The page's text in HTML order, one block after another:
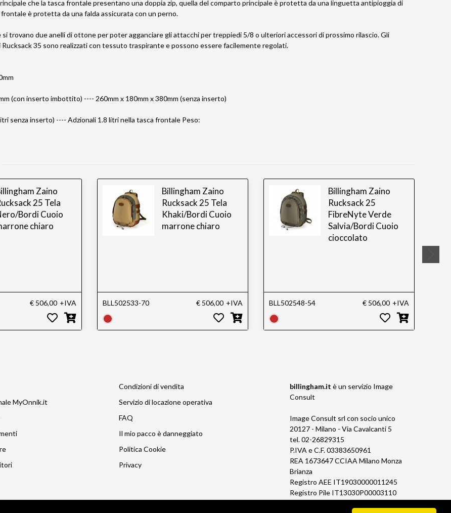
che la tasca frontale presentano una doppia zip, quella del comparto principale è protetta da una linguetta antipioggia di
è protetta da una falda assicurata con un perno.
trovano due anelli di ottone per poter agganciare gli attacchi per treppiedi 5/8 o ulteriori accessori di prossimo rilascio. Gli
Rucksack 35 sono realizzati con tessuto traspirante e possono essere facilemente regolati.
(con inserto imbottito) ---- 260mm x 180mm x 380mm (senza inserto)
senza inserto) ---- Adzionali 1.8 litri nella tasca frontale Peso:
Zaino
25 Tela
Bordi Cuoio
chiaro
€ 506,00 +IVA
Billingham Zaino
Rucksack 25 Tela
Khaki/Bordi Cuoio
marrone chiaro
BLL502533-70 € 506,00 +IVA
Billingham Zaino
Rucksack 25
FibreNyte Verde
Salvia/Bordi Cuoio
cioccolato
BLL502548-54 € 506,00 +IVA
MyOnnik.it
Condizioni di vendita
Servizio di locazione operativa
FAQ
Il mio pacco è danneggiato
Politica Cookie
Privacy
billingham.it è un servizio Image
Consult
Image Consult srl con socio unico
20127 - Milano - Via Cavalcanti 5
tel. 02-26829315
P.IVA e C.F. 03383650961
REA 1673647 CCIAA Milano Monza
Brianza
Registro AEE IT19030000011245
Registro Pile IT13030P00003110